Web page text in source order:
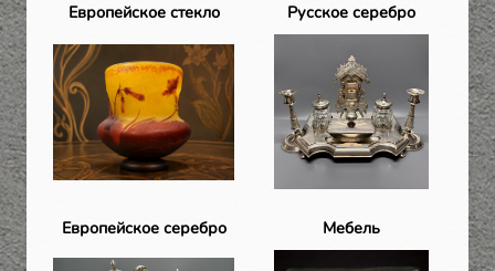
Европейское стекло Русское серебро
Европейское серебро Мебель